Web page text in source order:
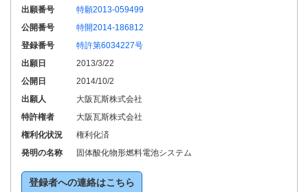
出願番号
特願2013-059499
公開番号
特開2014-186812
登録番号
特許第6034227号
出願日
2013/3/22
公開日
2014/10/2
出願人
大阪瓦斯株式会社
特許権者
大阪瓦斯株式会社
権利化状況
権利化済
発明の名称
固体酸化物形燃料電池システム
登録者への連絡はこちら